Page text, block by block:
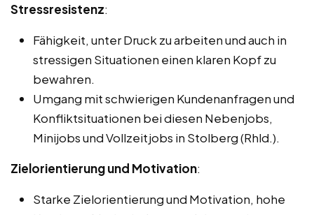
Stressresistenz:
Fähigkeit, unter Druck zu arbeiten und auch in
stressigen Situationen einen klaren Kopf zu
bewahren.
Umgang mit schwierigen Kundenanfragen und
Konfliktsituationen bei diesen Nebenjobs,
Minijobs und Vollzeitjobs in Stolberg (Rhld.).
Zielorientierung und Motivation:
Starke Zielorientierung und Motivation, hohe